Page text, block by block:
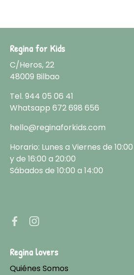
Regina for Kids
C/Heros, 22
48009 Bilbao
Tel. 944 05 06 41
Whatsapp 672 698 656
hello@reginaforkids.com
Horario: Lunes a Viernes de
y de 16:00 a 20:00
Sábados de 10:00 a 14:00
Regina lovers
Quiénes Somos